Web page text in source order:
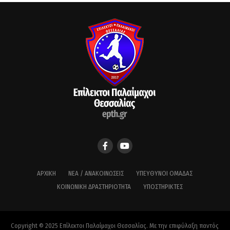
ΑΡΧΙΚΉ ΝΈΑ / ΑΝΑΚΟΙΝΏΣΕΙΣ
ΥΠΕΎΘΥΝΟΙ ΟΜΆΔΑΣ
ΚΟΙΝΩΝΙΚΉ ΔΡΑΣΤΗΡΙΌΤΗΤΑ
ΥΠΟΣΤΗΡΙΚΤΈΣ
Copyright © 2025 Επίλεκτοι Παλαίμαχοι Θεσσαλίας. Με την επιφύλαξη παντός